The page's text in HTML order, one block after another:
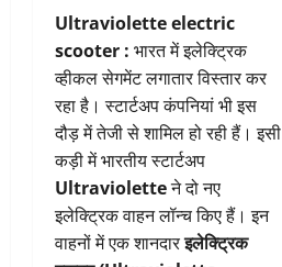
Ultraviolette electric
scooter : भारत में इलेक्ट्रिक
व्हीकल सेगमेंट लगातार विस्तार कर
रहा है। स्टार्टअप कंपनियां भी इस
दौड़ में तेजी से शामिल हो रही हैं। इसी
कड़ी में भारतीय स्टार्टअप
Ultravioletteने दो नए
इलेक्ट्रिक वाहन लॉन्च किए हैं। इन
वाहनों में एक शानदारइलेक्ट्रिक